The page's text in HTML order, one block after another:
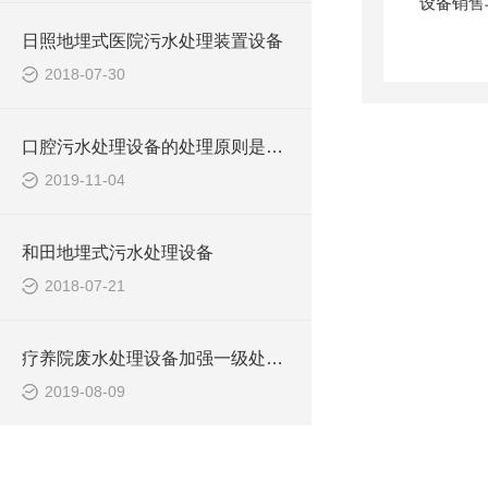
日照地埋式医院污水处理装置设备
2018-07-30
口腔污水处理设备的处理原则是如何的？
2019-11-04
和田地埋式污水处理设备
2018-07-21
疗养院废水处理设备加强一级处理效果宜通过两种途径实现
2019-08-09